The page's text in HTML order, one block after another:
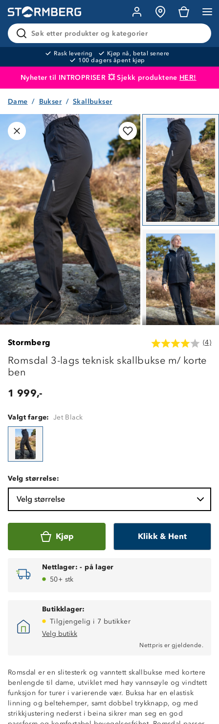
Søk etter produkter og kategorier
Rask levering
Kjøp nå, betal senere
100 dagers åpent kjøp
Nyheter til INTROPRISER 💥 Sjekk produktene HER!
Produktet er lagt i handlekurven
Dame Bukser Skallbukser
Stormberg (4)
Romsdal 3-lags teknisk skallbukse m/ korte
ben
1 999,-
Valgt farge: Jet Black
Velg størrelse:
Velg størrelse
Kjøp Klikk & Hent
Nettlager: - på lager
50+ stk
Butikklager:
Tilgjengelig i 7 butikker
Velg butikk
Nettpris er gjeldende.
Romsdal er en slitesterk og vanntett skallbukse med kortere
benlengde til dame, utviklet med høy vannsøyle og vindtett
funksjon for turer i varierende vær. Buksa har en elastisk
linning og beltehemper, samt dobbel trykknapp, og med
strikkjustering nederst i beina sikrer man seg en god
Vanntett (12 000 mm vannsøyle)
Fukttransporterende (6 000 g/ m2/ 24t)
Vindtett
3-lags skallmateriale
PU-membran